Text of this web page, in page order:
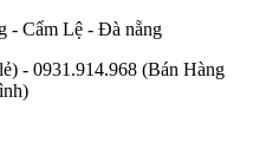
- Cẩm Lệ - Đà nẵng
- 0931.914.968 (Bán Hàng